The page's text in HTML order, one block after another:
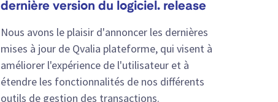
dernière version du logiciel. release
Nous avons le plaisir d'annoncer les dernières
mises à jour de Qvalia plateforme, qui visent à
améliorer l'expérience de l'utilisateur et à
étendre les fonctionnalités de nos différents
outils de gestion des transactions.